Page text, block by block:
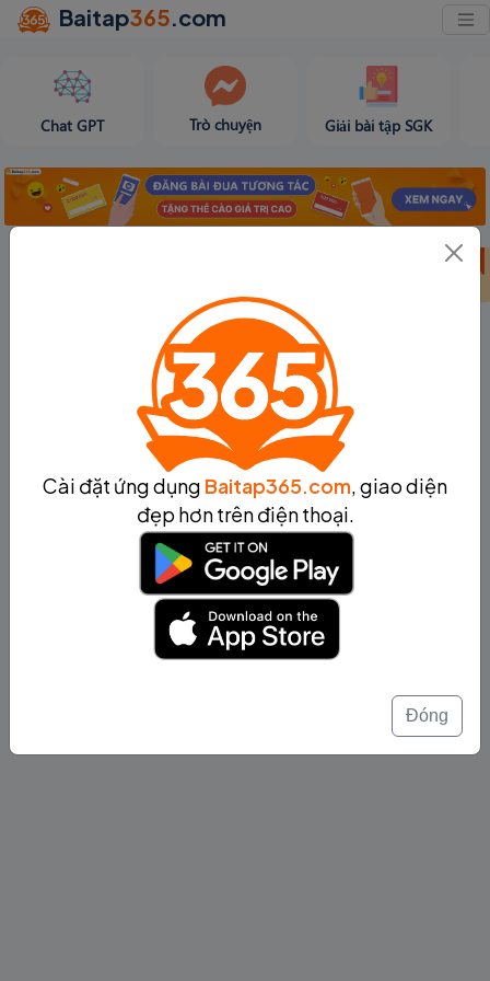
Baitap365.com
Chat GPT Trò chuyện Giải bài tập SGK
Bảng thành tích
Cài đặt ứng dụng Baitap365.com, giao diện
đẹp hơn trên điện thoại.
Đóng